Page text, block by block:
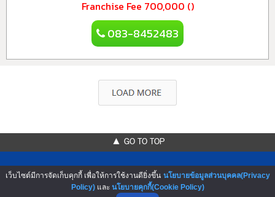
Franchise Fee 700,000 ()
083-8452483
▲ GO TO TOP
เว็บไซต์มีการจัดเก็บคุกกี้ เพื่อให้การใช้งานดียิ่งขึ้น นโยบายข้อมูลส่วนบุคคล(Privacy
Policy)และ นโยบายคุกกี้(Cookie Policy)